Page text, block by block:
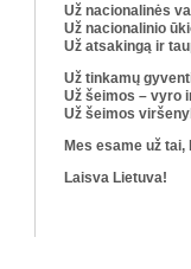
Už nacionalinės
Už nacionalinio
Už atsakingą ir
Už tinkamų
Už šeimos – vyro
Už šeimos
Mes esame už
Laisva Lietuva!